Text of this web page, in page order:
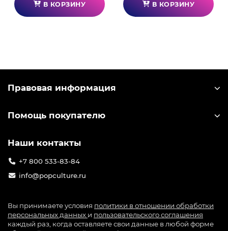
В КОРЗИНУ В КОРЗИНУ
Правовая информация
Помощь покупателю
Наши контакты
+7 800 533-83-84
info@popculture.ru
Вы принимаете условия политики в отношении обработки
персональных данных и пользовательского соглашения
каждый раз, когда оставляете свои данные в любой форме